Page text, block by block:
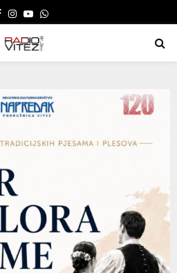
FACEBOOK
INSTAGRAM
YOUTUBE
WHATSAPP